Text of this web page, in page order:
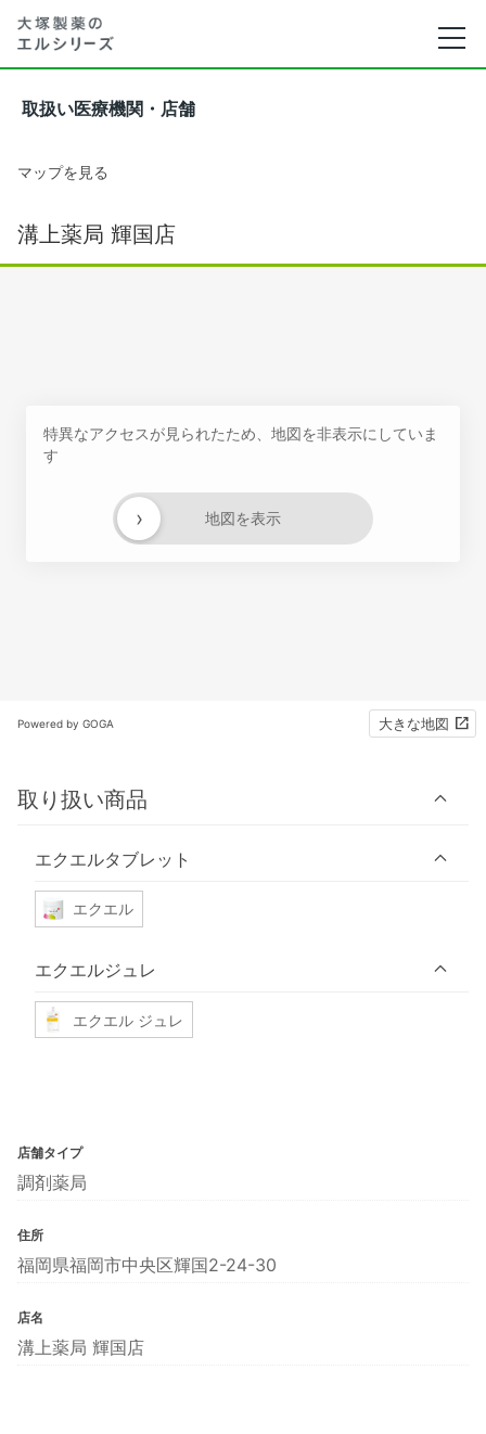
取扱い医療機関・店舗
マップを見る
溝上薬局 輝国店
特異なアクセスが見られたため、地図を非表示にしていま
す
地図を表示
›
Powered by GOGA 大きな地図
取り扱い商品
エクエルタブレット
エクエル
エクエルジュレ
エクエル ジュレ
店舗タイプ
調剤薬局
住所
福岡県福岡市中央区輝国2-24-30
店名
溝上薬局 輝国店